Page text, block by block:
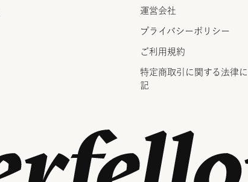
運営会社
プライバシーポリシー
ご利用規約
特定商取引に関する法律に
記